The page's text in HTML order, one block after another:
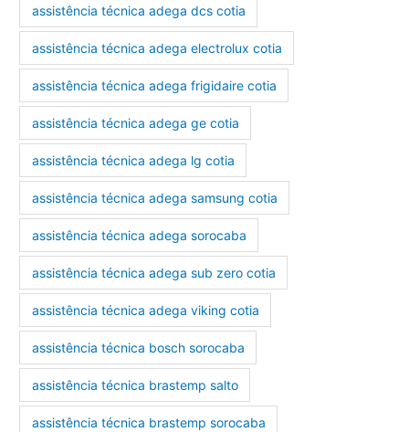
assistência técnica adega dcs cotia
assistência técnica adega electrolux cotia
assistência técnica adega frigidaire cotia
assistência técnica adega ge cotia
assistência técnica adega lg cotia
assistência técnica adega samsung cotia
assistência técnica adega sorocaba
assistência técnica adega sub zero cotia
assistência técnica adega viking cotia
assistência técnica bosch sorocaba
assistência técnica brastemp salto
assistência técnica brastemp sorocaba